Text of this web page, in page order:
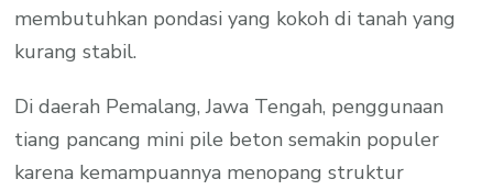
membutuhkan pondasi yang kokoh di tanah yang
kurang stabil.
Di daerah Pemalang, Jawa Tengah, penggunaan
tiang pancang mini pile beton semakin populer
karena kemampuannya menopang struktur